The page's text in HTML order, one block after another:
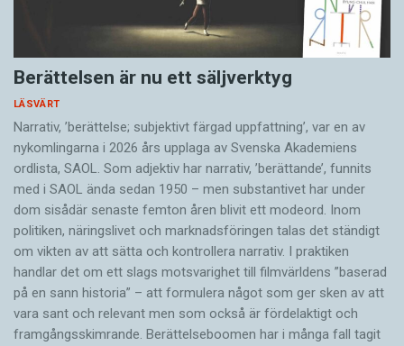
Berättelsen är nu ett säljverktyg
LÄSVÄRT
Narrativ, ’berättelse; subjektivt färgad uppfattning’, var en av
nykomlingarna i 2026 års upplaga av Svenska Akademiens
ordlista, SAOL. Som adjektiv har narrativ, ’berättande’, funnits
med i SAOL ända sedan 1950 – men substantivet har under
dom sisådär senaste femton åren blivit ett modeord. Inom
politiken, näringslivet och marknadsföringen talas det ständigt
om vikten av att sätta och kontrollera narrativ. I praktiken
handlar det om ett slags motsvarighet till filmvärldens ”baserad
på en sann historia” – att formulera något som ger sken av att
vara sant och ­relevant men som också är fördelaktigt och
framgångsskimrande. Berättelseboomen har i många fall tagit